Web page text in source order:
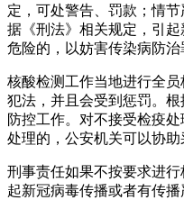
定，可处警告、罚款；情
据《刑法》相关规定，引
危险的，以妨害传染病防治
核酸检测工作当地进行全
犯法，并且会受到惩罚。
防控工作。对不接受检疫
处理的，公安机关可以协助
刑事责任如果不按要求进行
起新冠病毒传播或者有传